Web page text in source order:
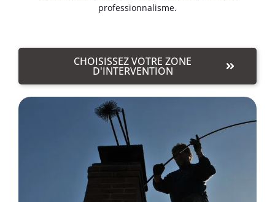
professionnalisme.
CHOISISSEZ VOTRE ZONE
D'INTERVENTION